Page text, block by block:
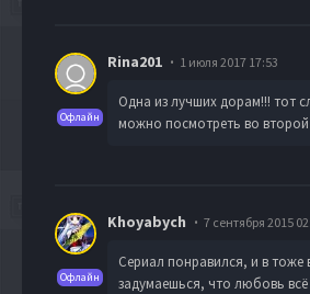
Офлайн
Rina201 1 июля 2017 17:53
Одна из лучших дорам!!! тот
можно посмотреть во второй
Офлайн
Khoyabych 7 сентября 2015
Сериал понравился, и в тоже
задумаешься, что любовь